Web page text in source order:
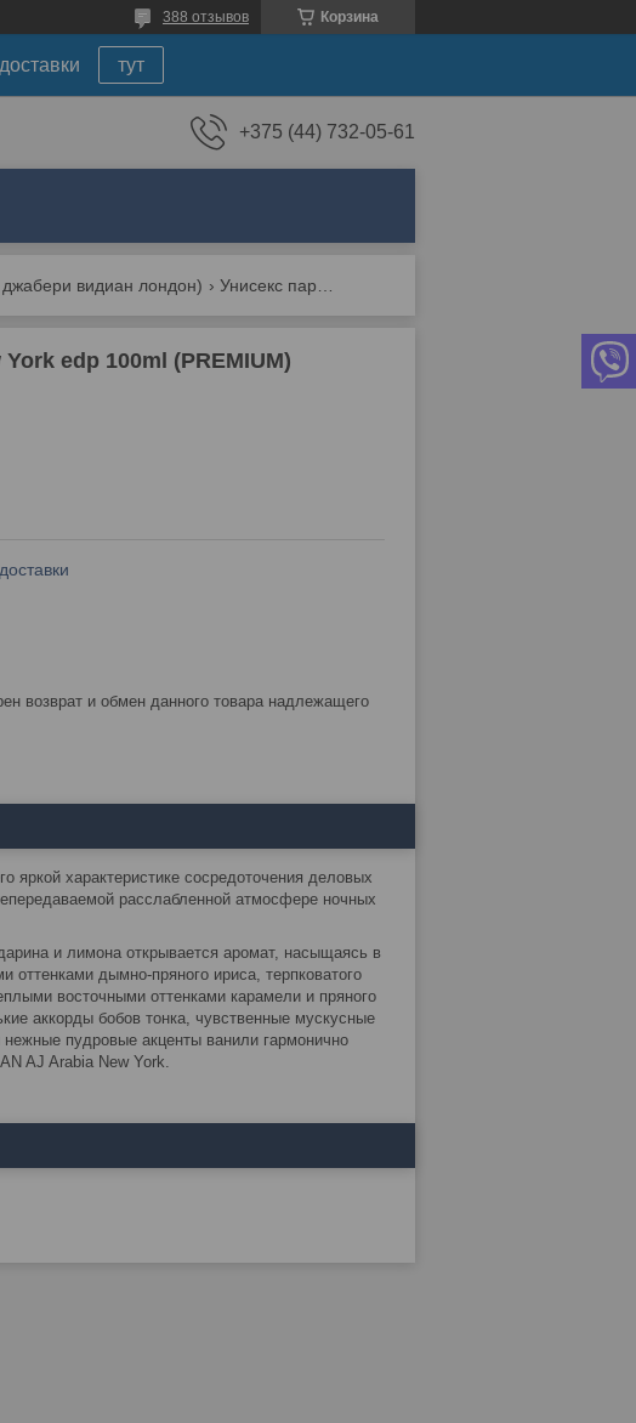
Корзина
388 отзывов
тут
+375 (44) 732-05-61
видиан лондон)
edp 100ml (PREMIUM)
характеристике сосредоточения деловых
расслабленной атмосфере ночных
и лимона открывается аромат, насыщаясь в
дымно-пряного ириса, терпковатого
восточными оттенками карамели и пряного
аккорды бобов тонка, чувственные мускусные
пудровые акценты ванили гармонично
AJ Arabia New York.